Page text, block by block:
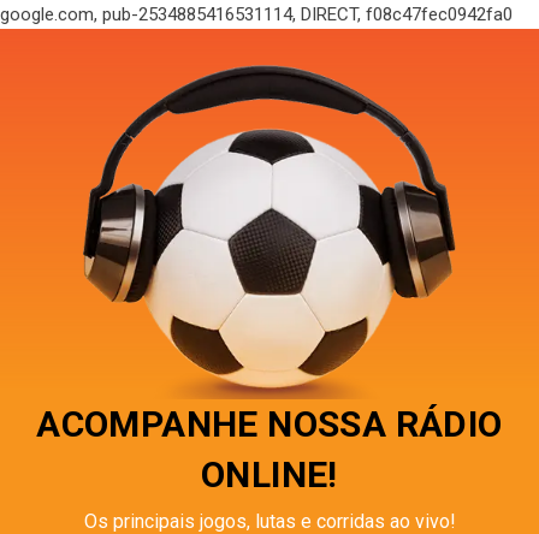
google.com, pub-2534885416531114, DIRECT, f08c47fec0942fa0
ACOMPANHE NOSSA RÁDIO
ONLINE!
Os principais jogos, lutas e corridas ao vivo!